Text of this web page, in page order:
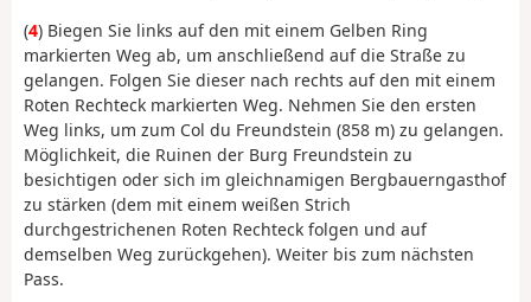
(4) Biegen Sie links auf den mit einem Gelben Ring
markierten Weg ab, um anschließend auf die Straße zu
gelangen. Folgen Sie dieser nach rechts auf den mit einem
Roten Rechteck markierten Weg. Nehmen Sie den ersten
Weg links, um zum Col du Freundstein (858 m) zu gelangen.
Möglichkeit, die Ruinen der Burg Freundstein zu
besichtigen oder sich im gleichnamigen Bergbauerngasthof
zu stärken (dem mit einem weißen Strich
durchgestrichenen Roten Rechteck folgen und auf
demselben Weg zurückgehen). Weiter bis zum nächsten
Pass.